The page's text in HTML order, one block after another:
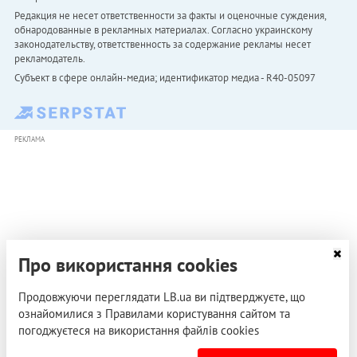
Редакция не несет ответственности за факты и оценочные суждения,
обнародованные в рекламных материалах. Согласно украинскому
законодательству, ответственность за содержание рекламы несет
рекламодатель.
Субъект в сфере онлайн-медиа; идентификатор медиа - R40-05097
РЕКЛАМА
Про використання cookies
Продовжуючи переглядати LB.ua ви підтверджуєте, що
ознайомилися з Правилами користування сайтом та
погоджуєтеся на використання файлів cookies